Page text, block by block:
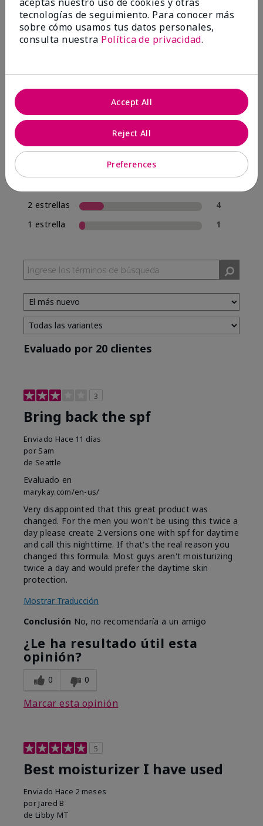
4.0
70% de los encuestados recomendaría a un amigo.
5 estrellas
12
2 estrellas
4
1 estrella
1
Evaluado por 20 clientes
3
Bring back the spf
Enviado Hace 11 días
por Sam
de Seattle
Evaluado en
marykay.com/en-us/
Very disappointed that this great product was
changed. For the men you won't be using this twice a
day please create 2 versions one with spf for daytime
and call this nighttime. If that's the real reason you
changed this formula. Most guys aren't moisturizing
twice a day and would prefer the daytime skin
protection.
Mostrar Traducción
Conclusión No, no recomendaría a un amigo
¿Le ha resultado útil esta
opinión?
0 0
Marcar esta opinión
5
Best moisturizer I have used
Enviado Hace 2 meses
por Jared B
de Libby MT
tecnologías de seguimiento. Para conocer más
sobre cómo usamos tus datos personales,
consulta nuestra Política de privacidad.
Preferences
Reject All
Accept All